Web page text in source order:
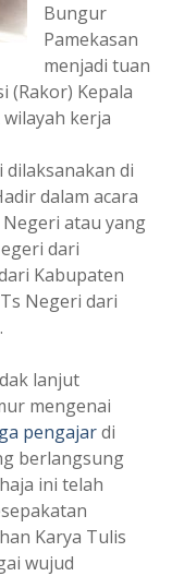
Bungur
Pamekasan
menjadi tuan
(Rakor) Kepala
kerja
dilaksanakan di
dalam acara
atau yang
dari
Kabupaten
Negeri dari
lanjut
mengenai
pengajardi
berlangsung
ini telah
Karya Tulis
wujud